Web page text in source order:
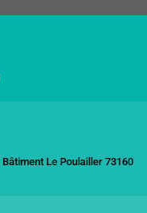
Bâtiment Le Poulailler 73160